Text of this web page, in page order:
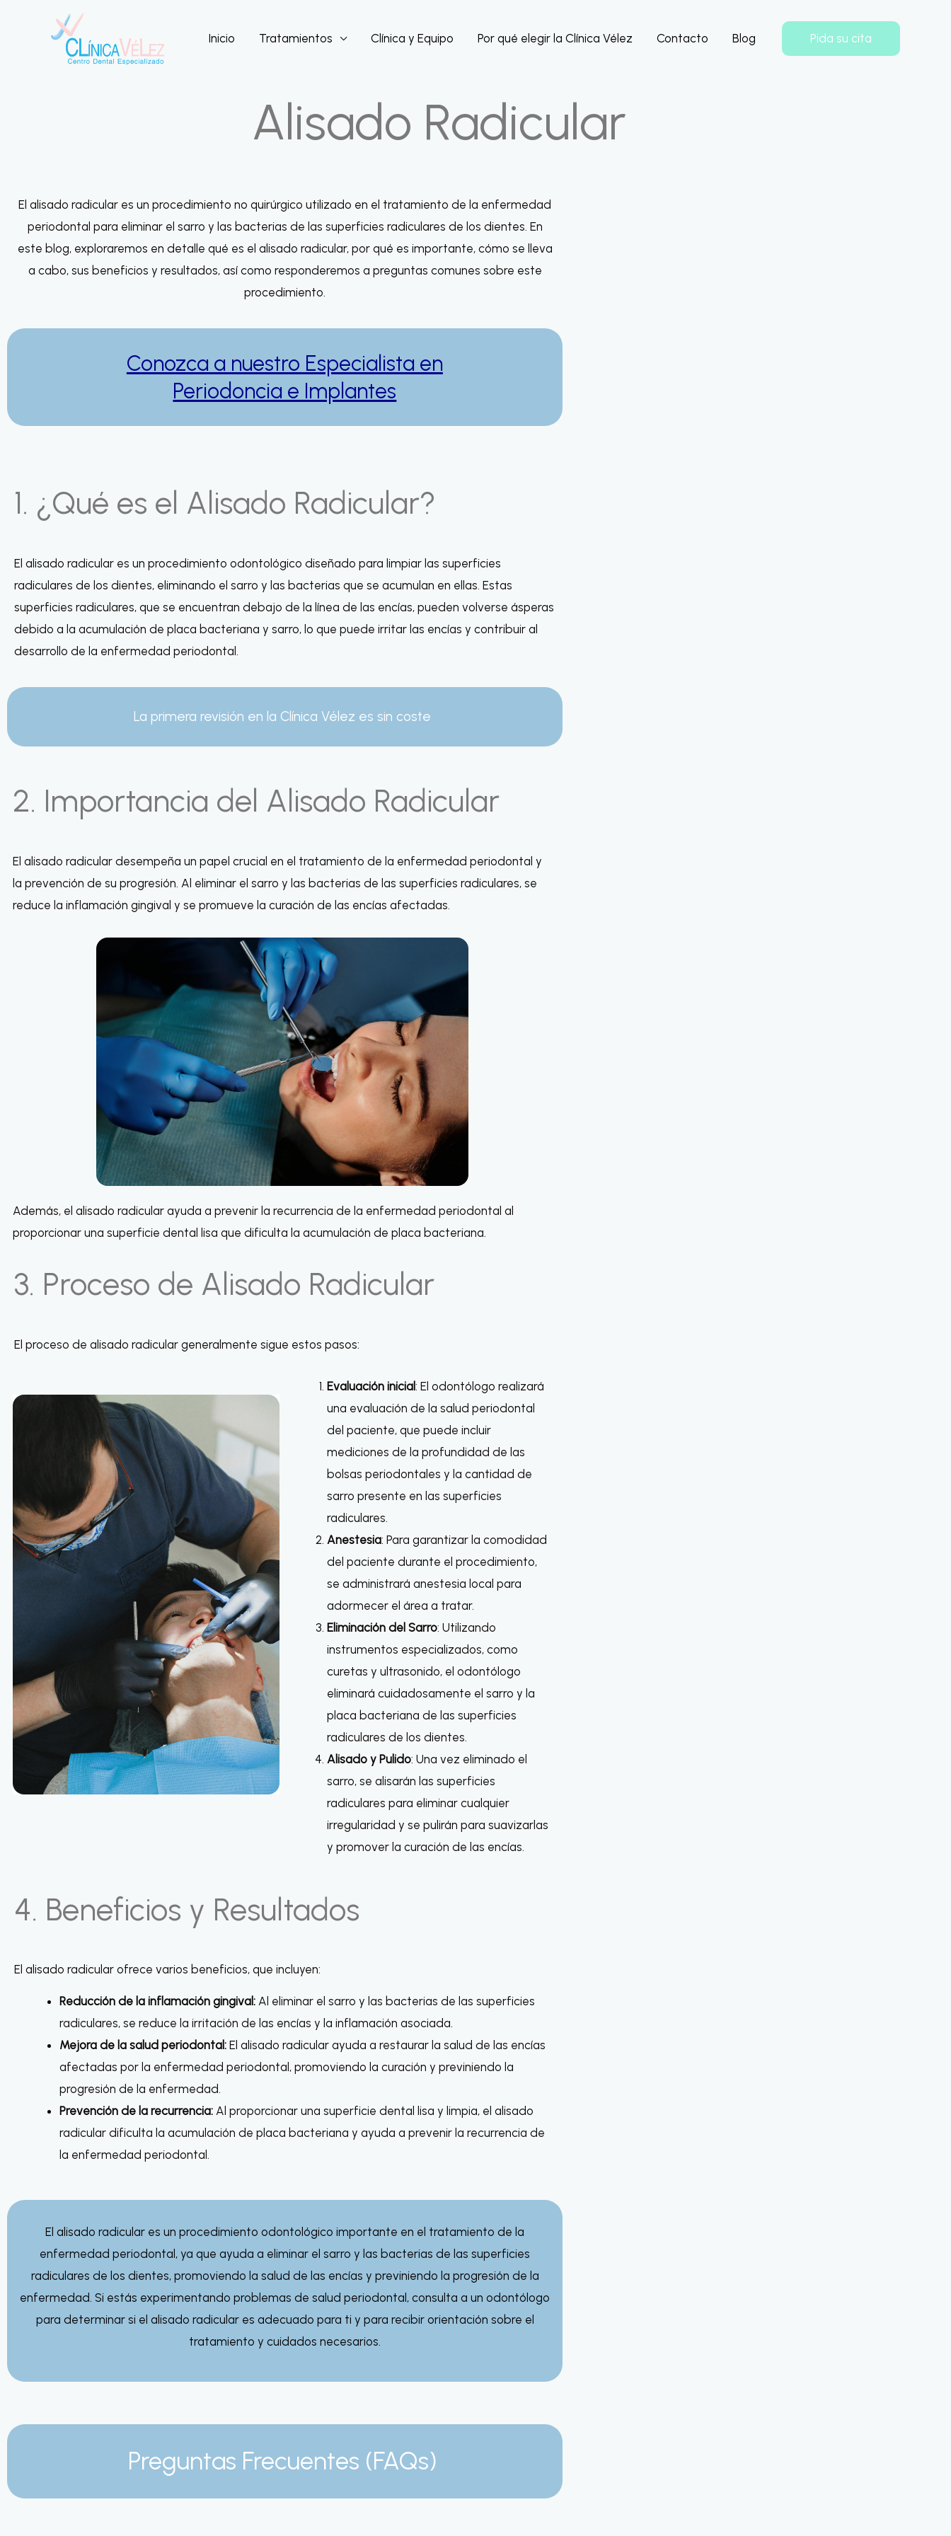
Inicio Tratamientos Clínica y Equipo Por qué elegir la Clínica Vélez Contacto Blog Pida su cita
Alisado Radicular
El alisado radicular es un procedimiento no quirúrgico utilizado en el tratamiento de la enfermedad
periodontal para eliminar el sarro y las bacterias de las superficies radiculares de los dientes. En
este blog, exploraremos en detalle qué es el alisado radicular, por qué es importante, cómo se lleva
a cabo, sus beneficios y resultados, así como responderemos a preguntas comunes sobre este
procedimiento.
Conozca a nuestro Especialista en
Periodoncia e Implantes
1. ¿Qué es el Alisado Radicular?
El alisado radicular es un procedimiento odontológico diseñado para limpiar las superficies
radiculares de los dientes, eliminando el sarro y las bacterias que se acumulan en ellas. Estas
superficies radiculares, que se encuentran debajo de la línea de las encías, pueden volverse ásperas
debido a la acumulación de placa bacteriana y sarro, lo que puede irritar las encías y contribuir al
desarrollo de la enfermedad periodontal.
La primera revisión en la Clínica Vélez es sin coste
2. Importancia del Alisado Radicular
El alisado radicular desempeña un papel crucial en el tratamiento de la enfermedad periodontal y
la prevención de su progresión. Al eliminar el sarro y las bacterias de las superficies radiculares, se
reduce la inflamación gingival y se promueve la curación de las encías afectadas.
Además, el alisado radicular ayuda a prevenir la recurrencia de la enfermedad periodontal al
proporcionar una superficie dental lisa que dificulta la acumulación de placa bacteriana.
3. Proceso de Alisado Radicular
El proceso de alisado radicular generalmente sigue estos pasos:
Evaluación inicial: El odontólogo realizará
una evaluación de la salud periodontal
del paciente, que puede incluir
mediciones de la profundidad de las
bolsas periodontales y la cantidad de
sarro presente en las superficies
radiculares.
Anestesia: Para garantizar la comodidad
del paciente durante el procedimiento,
se administrará anestesia local para
adormecer el área a tratar.
Eliminación del Sarro: Utilizando
instrumentos especializados, como
curetas y ultrasonido, el odontólogo
eliminará cuidadosamente el sarro y la
placa bacteriana de las superficies
radiculares de los dientes.
Alisado y Pulido: Una vez eliminado el
sarro, se alisarán las superficies
radiculares para eliminar cualquier
irregularidad y se pulirán para suavizarlas
y promover la curación de las encías.
4. Beneficios y Resultados
El alisado radicular ofrece varios beneficios, que incluyen:
Reducción de la inflamación gingival: Al eliminar el sarro y las bacterias de las superficies
radiculares, se reduce la irritación de las encías y la inflamación asociada.
Mejora de la salud periodontal: El alisado radicular ayuda a restaurar la salud de las encías
afectadas por la enfermedad periodontal, promoviendo la curación y previniendo la
progresión de la enfermedad.
Prevención de la recurrencia: Al proporcionar una superficie dental lisa y limpia, el alisado
radicular dificulta la acumulación de placa bacteriana y ayuda a prevenir la recurrencia de
la enfermedad periodontal.
El alisado radicular es un procedimiento odontológico importante en el tratamiento de la
enfermedad periodontal, ya que ayuda a eliminar el sarro y las bacterias de las superficies
radiculares de los dientes, promoviendo la salud de las encías y previniendo la progresión de la
enfermedad. Si estás experimentando problemas de salud periodontal, consulta a un odontólogo
para determinar si el alisado radicular es adecuado para ti y para recibir orientación sobre el
tratamiento y cuidados necesarios.
Preguntas Frecuentes (FAQs)